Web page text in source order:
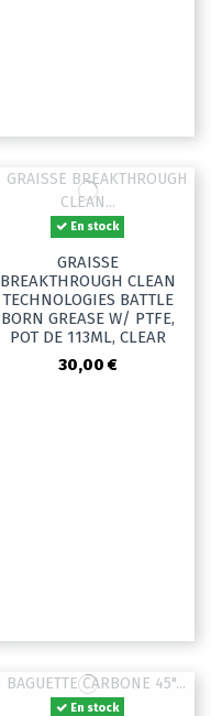
En stock
GRAISSE
BREAKTHROUGH CLEAN
TECHNOLOGIES BATTLE
BORN GREASE W/ PTFE,
POT DE 113ML, CLEAR
30,00 €
En stock